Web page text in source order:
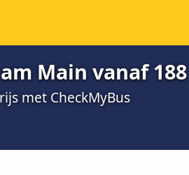
Main vanaf
met CheckMyBus